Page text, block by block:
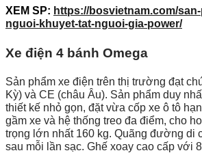
XEM SP: https://bosvietnam.com/
nguoi-khuyet-tat-nguoi-gia-power/
Xe điện 4 bánh Omega
Sản phẩm xe điện trên thị trường đạt
Kỳ) và CE (châu Âu). Sản phẩm duy
thiết kế nhỏ gọn, đặt vừa cốp xe ô tô
gầm xe và hệ thống treo đa điểm, cho
trọng lớn nhất 160 kg. Quãng đường di
sau mỗi lần sạc. Ghế xoay cao cấp với